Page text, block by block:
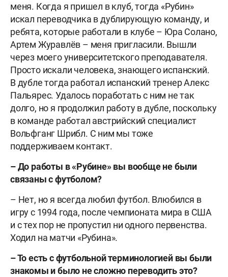
меня. Когда я пришел в клуб, тогда «Рубин»
искал переводчика в дублирующую команду, и
ребята, которые работали в клубе – Юра Солано,
Артем Журавлёв – меня пригласили. Вышли
через моего университетского преподавателя.
Просто искали человека, знающего испанский.
В дубле тогда работал испанский тренер Алекс
Пальярес. Удалось поработать с ним не так
долго, но я продолжил работу в дубле, поскольку
в команде работал австрийский специалист
Вольфганг Шрибл. С ним мы тоже
поддерживаем контакт.
– До работы в «Рубине» вы вообще не были
связаны с футболом?
– Нет, но я всегда любил футбол. Влюбился в
игру с 1994 года, после чемпионата мира в США
и с тех пор не пропустил ни одного первенства.
Ходил на матчи «Рубина».
– То есть с футбольной терминологией вы были
знакомы и было не сложно переводить это?